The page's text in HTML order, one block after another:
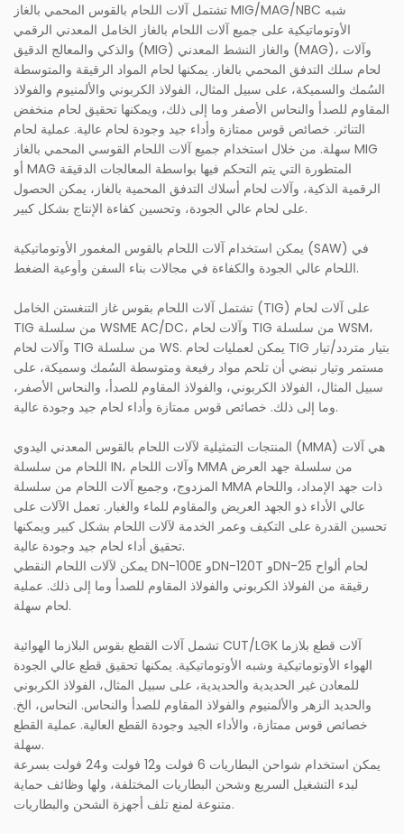
تشتمل آلات اللحام بالقوس المحمي بالغاز MIG/MAG/NBC شبه
الأوتوماتيكية على جميع آلات اللحام بالغاز الخامل المعدني الرقمي
والذكي والمعالج الدقيق (MIG) والغاز النشط المعدني (MAG)، وآلات
لحام سلك التدفق المحمي بالغاز. يمكنها لحام المواد الرقيقة والمتوسطة
السُمك والسميكة، على سبيل المثال، الفولاذ الكربوني والألمنيوم والفولاذ
المقاوم للصدأ والنحاس الأصفر وما إلى ذلك، ويمكنها تحقيق لحام منخفض
التناثر. خصائص قوس ممتازة وأداء جيد وجودة لحام عالية. عملية لحام
سهلة. من خلال استخدام جميع آلات اللحام القوسي المحمي بالغاز MIG
أو MAG المتطورة التي يتم التحكم فيها بواسطة المعالجات الدقيقة
الرقمية الذكية، وآلات لحام أسلاك التدفق المحمية بالغاز، يمكن الحصول
على لحام عالي الجودة، وتحسين كفاءة الإنتاج بشكل كبير.
يمكن استخدام آلات اللحام بالقوس المغمور الأوتوماتيكية (SAW) في
اللحام عالي الجودة والكفاءة في مجالات بناء السفن وأوعية الضغط.
تشتمل آلات اللحام بقوس غاز التنغستن الخامل (TIG) على آلات لحام
TIG من سلسلة WSME AC/DC، وآلات لحام TIG من سلسلة WSM،
وآلات لحام TIG من سلسلة WS. يمكن لعمليات لحام TIG بتيار متردد/تيار
مستمر وتيار نبضي أن تلحم مواد رفيعة ومتوسطة السُمك وسميكة، على
سبيل المثال، الفولاذ الكربوني، والفولاذ المقاوم للصدأ، والنحاس الأصفر،
وما إلى ذلك. خصائص قوس ممتازة وأداء لحام جيد وجودة عالية.
المنتجات التمثيلية لآلات اللحام بالقوس المعدني اليدوي (MMA) هي آلات
اللحام من سلسلة IN، وآلات اللحام MMA من سلسلة جهد العرض
المزدوج، وجميع آلات اللحام من سلسلة MMA ذات جهد الإمداد، واللحام
عالي الأداء ذو ​​الجهد العريض والمقاوم للماء والغبار. تعمل الآلات على
تحسين القدرة على التكيف وعمر الخدمة لآلات اللحام بشكل كبير ويمكنها
تحقيق أداء لحام جيد وجودة عالية.
يمكن لآلات اللحام النقطي DN-100E وDN-120T وDN-25 لحام ألواح
رقيقة من الفولاذ الكربوني والفولاذ المقاوم للصدأ وما إلى ذلك. عملية
لحام سهلة.
تشمل آلات القطع بقوس البلازما الهوائية CUT/LGK آلات قطع بلازما
الهواء الأوتوماتيكية وشبه الأوتوماتيكية. يمكنها تحقيق قطع عالي الجودة
للمعادن غير الحديدية والحديدية، على سبيل المثال، الفولاذ الكربوني
والحديد الزهر والألمنيوم والفولاذ المقاوم للصدأ والنحاس. النحاس، الخ.
خصائص قوس ممتازة، والأداء الجيد وجودة القطع العالية. عملية القطع
سهلة.
يمكن استخدام شواحن البطاريات 6 فولت و12 فولت و24 فولت بسرعة
لبدء التشغيل السريع وشحن البطاريات المختلفة، ولها وظائف حماية
متنوعة لمنع تلف أجهزة الشحن والبطاريات.